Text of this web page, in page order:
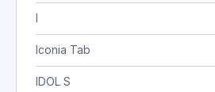
I
Iconia Tab
IDOL S